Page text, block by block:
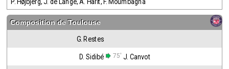
Composition deToulouse
G. Restes
D. Sidibé 75' J. Canvot